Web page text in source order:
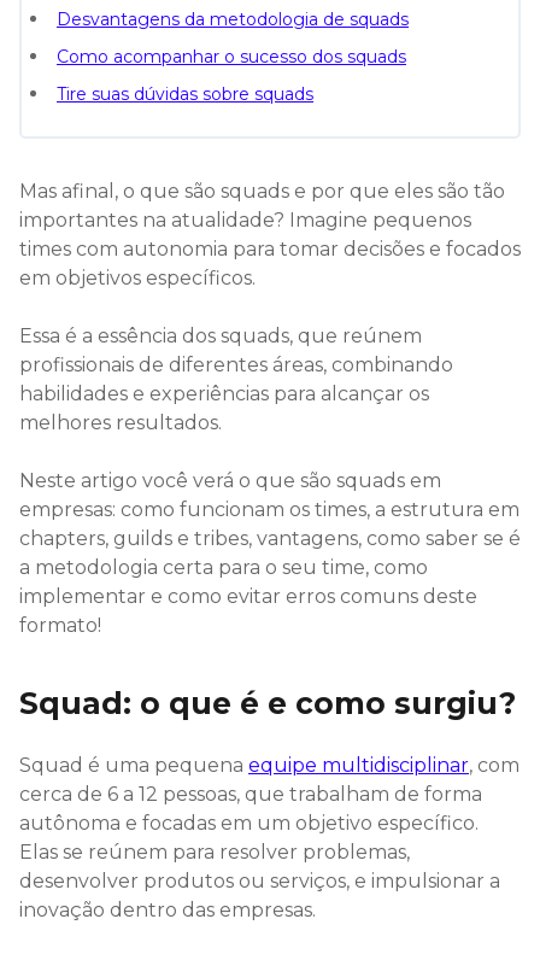
Desvantagens da metodologia de squads
Como acompanhar o sucesso dos squads
Tire suas dúvidas sobre squads
Mas afinal, o que são squads e por que eles são tão
importantes na atualidade? Imagine pequenos
times com autonomia para tomar decisões e focados
em objetivos específicos.
Essa é a essência dos squads, que reúnem
profissionais de diferentes áreas, combinando
habilidades e experiências para alcançar os
melhores resultados.
Neste artigo você verá o que são squads em
empresas: como funcionam os times, a estrutura em
chapters, guilds e tribes, vantagens, como saber se é
a metodologia certa para o seu time, como
implementar e como evitar erros comuns deste
formato!
Squad: o que é e como surgiu?
Squad é uma pequena equipe multidisciplinar, com
cerca de 6 a 12 pessoas, que trabalham de forma
autônoma e focadas em um objetivo específico.
Elas se reúnem para resolver problemas,
desenvolver produtos ou serviços, e impulsionar a
inovação dentro das empresas.